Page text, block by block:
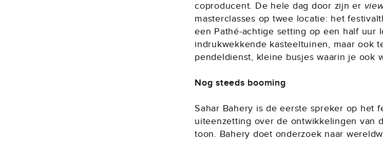
coproducent. De hele dag door zijn er
masterclasses op twee locatie: het
een Pathé-achtige setting op een half uur
indrukwekkende kasteeltuinen, maar ook
pendeldienst, kleine busjes waarin je ook
Nog steeds booming
Sahar Bahery is de eerste spreker op het
uiteenzetting over de ontwikkelingen van
toon. Bahery doet onderzoek naar